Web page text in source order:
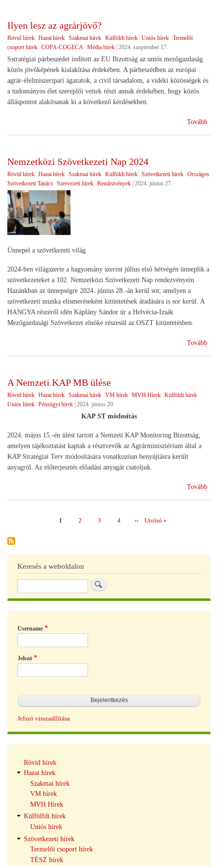
Ilyen lesz az agrárjövő?
Rövid hírek Hazai hírek Szakmai hírek Külföldi hírek Uniós hírek Termelői
csoport hírek COPA-COGECA Média hírek 2024. szeptember 17.
Sstratégiai párbeszédet indított az EU Bizottság az uniós mezőgazdaság
közös jövőképének kialakítása érdekében. A párbeszédben az európai
agrár-élelmiszeripari ágazatok, a civil társadalom, a vidéki közösségek és
a tudományos élet szereplői vettek részt annak érdekében, hogy közös
álláspontot alakítsanak ki a következő kérdésekben.
Tovább
Nemzetközi Szövetkezeti Nap 2024
Rövid hírek Hazai hírek Szakmai hírek Külföldi hírek Szövetkezeti hírek Országos
Szövetkezeti Tanács Szervezeti hírek Rendezvények 2024. június 27.
Ünnepel a szövetkezeti világ
2024-ben világszerte a hagyomány szerint július első hétvégén ünneplik a
szövetkezeteket a 102. Nemzetközi Szövetkezeti Nap rendezvényein.
Hazánkban az ünnepségre 2024. június 28.-án kerül sor, amelyen a
szövetkezeti munka elismeréseként kitüntetések átadására is sor kerül. A
HANGYA részéről idén Káplány Sándor úr a Helvécia-Izsák
Mezőgazdasági Szövetkezet elnöke részesül az OSZT kitüntetésben.
Tovább
A Nemzeti KAP MB ülése
Rövid hírek Hazai hírek Szakmai hírek VM hírek MVH Hírek Külföldi hírek
Uniós hírek Pénzügyi hírek | 2024. június 20.
KAP ST módosítás
2024. május 15.-én ülést tartott a Nemzeti KAP Monitoring Bizottság,
amelyen tájékoztatást kaptak a résztvevők az Agrárminisztérium által a
KAP Stratégiai Terv módosítására vonatkozóan benyújtásra került
anyagról. Az előterjesztés előadási anyagát csatoljuk.
Tovább
Page
1 Page
2 Page
3 Page
4
Következő
››
Utolsó
Utolsó »
Keresés a weboldalon
Username
Jelszó
Jelszó visszaállítása
navigáció
Rövid hírek
Hazai hírek
Szakmai hírek
VM hírek
MVH Hírek
Külfölfdi hírek
Uniós hírek
Szövetkezeti hírek
Termelői csoport hírek
TÉSZ hírek